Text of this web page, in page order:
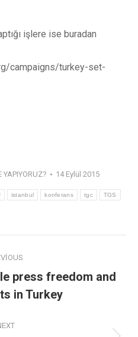
işlere ise buradan
campaigns/turkey-set-
YAPIYORUZ? 14 Eylül 2015
istanbul konferans tgc TGS
press freedom and
in Turkey